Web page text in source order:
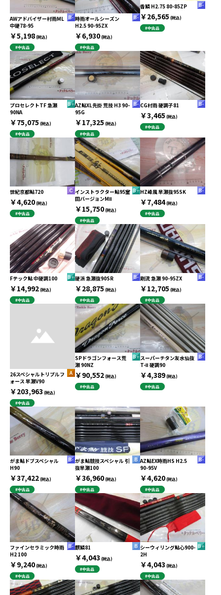
AWアドバイザー村雨ML
中硬78-95
￥5,198(税込)
#中古品
時雨オールシーズン
H2.5 90-95ZX
￥6,930(税込)
#中古品
香鱗 H2.75 80-85ZP
￥26,565 (税込)
#中古品
プロセレクトTF 急瀬
90NA
￥75,075 (税込)
#中古品
AZ鮎XL先掛 荒技 H3 90-
95G
￥17,325 (税込)
#中古品
CG村雨 硬調子81
￥3,465 (税込)
#中古品
世紀京都鮎720
￥4,620(税込)
#中古品
インストラクター鮎95室
田バージョンMⅡ
￥15,750(税込)
#中古品
HZ峰風 早瀬抜95SK
￥7,484(税込)
#中古品
Fテック鮎 中硬調100
￥14,992(税込)
#中古品
硬派 急瀬抜90SR
￥28,875 (税込)
#中古品
剛流 急瀬 90-95ZX
￥12,705 (税込)
#中古品
26スペシャルトリプルフ
ォース 早瀬V90
￥203,963 (税込)
#中古品
SPドラゴンフォース荒
瀬 90NZ
￥90,552(税込)
#中古品
スーパーチタン友水仙抜
T-Ⅱ 硬調90
￥4,389(税込)
#中古品
がま鮎ドブスペシャル
H90
￥37,422(税込)
#中古品
がま鮎競技スペシャル 引
抜早瀬100
￥36,960(税込)
#中古品
AZ鮎EX時雨HS H2.5
90-95V
￥4,620(税込)
#中古品
ファインセラミック時雨
H2 100
￥9,240(税込)
#中古品
麒鱗81
￥4,043 (税込)
#中古品
シーウィリング鮎心900-
2H
￥4,043 (税込)
#中古品